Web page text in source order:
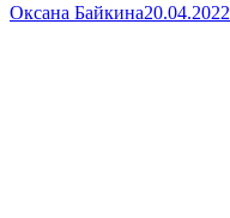
Оксана Байкина20.04.2022